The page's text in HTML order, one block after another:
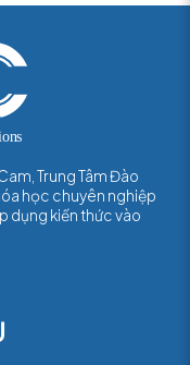
Trung Tâm Đào
học chuyên nghiệp
dụng kiến thức vào